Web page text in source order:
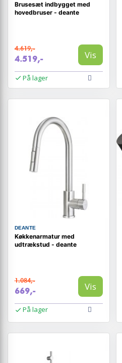
Brusesæt indbygget med
hovedbruser - deante
4.619,-
4.519,- Vis
På lager
DEANTE
Køkkenarmatur med
udtrækstud - deante
1.084,-
669,- Vis
På lager